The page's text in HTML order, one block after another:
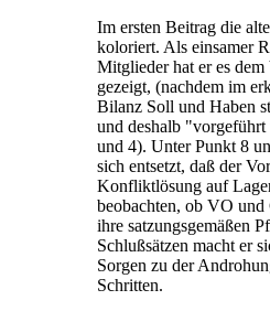
Im ersten Beitrag die
koloriert. Als einsamer
Mitglieder hat er es
gezeigt, (nachdem im
Bilanz Soll und Haben
und deshalb
und 4). Unter Punkt 8
sich entsetzt, daß der
Konfliktlösung auf
beobachten, ob VO
ihre satzungsgemäßen
Schlußsätzen macht er
Sorgen zu der
Schritten.